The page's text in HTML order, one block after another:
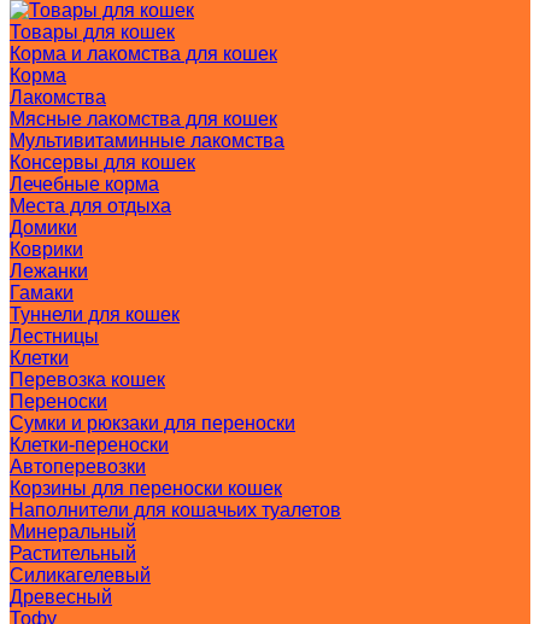
Товары для кошек
Корма и лакомства для кошек
Корма
Лакомства
Мясные лакомства для кошек
Мультивитаминные лакомства
Консервы для кошек
Лечебные корма
Места для отдыха
Домики
Коврики
Лежанки
Гамаки
Туннели для кошек
Лестницы
Клетки
Перевозка кошек
Переноски
Сумки и рюкзаки для переноски
Клетки-переноски
Автоперевозки
Корзины для переноски кошек
Наполнители для кошачьих туалетов
Минеральный
Растительный
Силикагелевый
Древесный
Тофу